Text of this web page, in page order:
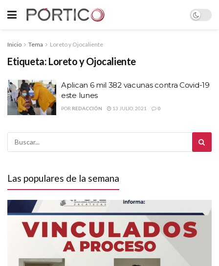
Inicio Tema Loreto y Ojocaliente
Etiqueta: Loreto y Ojocaliente
Aplican 6 mil 382 vacunas contra Covid-19
este lunes
POR REDACCIÓN 13 JULIO, 2021 0
Las populares de la semana